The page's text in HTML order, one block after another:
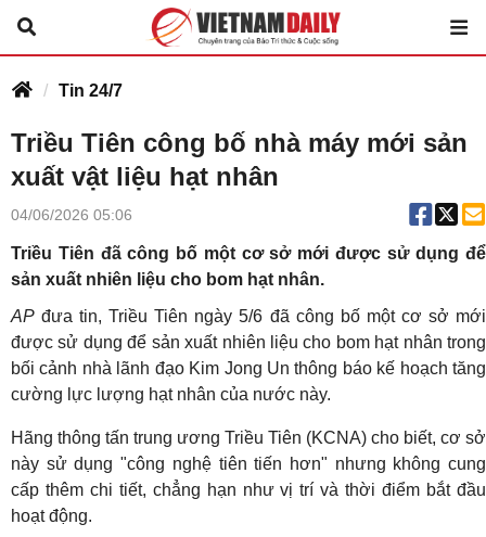
Tin 24/7
Triều Tiên công bố nhà máy mới sản
xuất vật liệu hạt nhân
04/06/2026 05:06
Triều Tiên đã công bố một cơ sở mới được sử dụng để
sản xuất nhiên liệu cho bom hạt nhân.
AP đưa tin, Triều Tiên ngày 5/6 đã công bố một cơ sở mới
được sử dụng để sản xuất nhiên liệu cho bom hạt nhân trong
bối cảnh nhà lãnh đạo Kim Jong Un thông báo kế hoạch tăng
cường lực lượng hạt nhân của nước này.
Hãng thông tấn trung ương Triều Tiên (KCNA) cho biết, cơ sở
này sử dụng "công nghệ tiên tiến hơn" nhưng không cung
cấp thêm chi tiết, chẳng hạn như vị trí và thời điểm bắt đầu
hoạt động.